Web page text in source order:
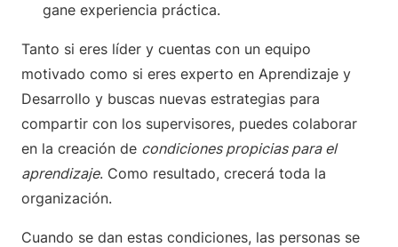
gane experiencia práctica.
Tanto si eres líder y cuentas con un equipo
motivado como si eres experto en Aprendizaje y
Desarrollo y buscas nuevas estrategias para
compartir con los supervisores, puedes colaborar
en la creación de condiciones propicias para el
aprendizaje. Como resultado, crecerá toda la
organización.
Cuando se dan estas condiciones, las personas se